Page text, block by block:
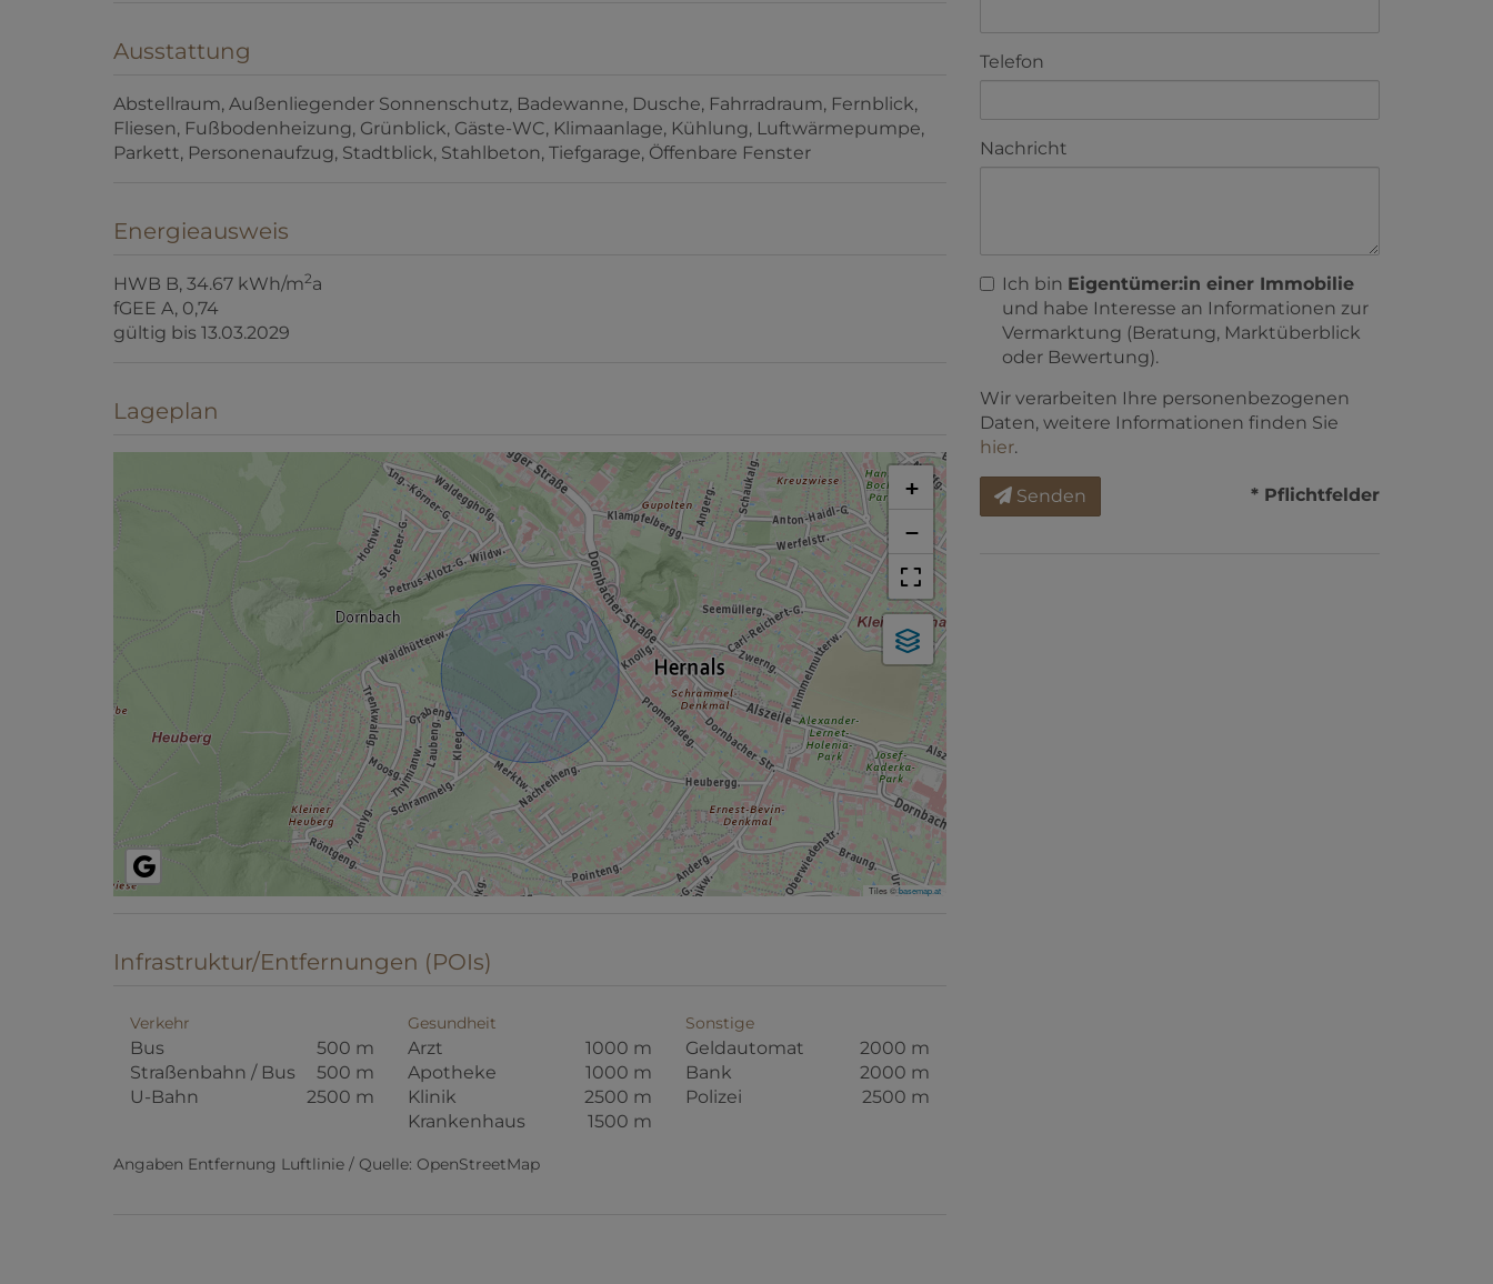
Abstellraum Außenliegender Sonnenschutz
Parkett Personenaufzug Stadtblick Stahlbeton Tiefgarage Öffenbare Fenster
HWB B, 34.67 kWh/m
gültig bis 13.03.2029
−
Tiles © basemap.at
Verkehr
Straßenbahn / Bus
U-Bahn
2500 m
Gesundheit
Apotheke
Klinik
2500 m
Krankenhaus
1500 m
Bank
Polizei
2500 m
Angaben Entfernung Luftlinie / Quelle: OpenStreetMap
Telefon
Nachricht
Ich bin Eigentümer:in einer Immobilie
und habe Interesse an Informationen zur
Vermarktung (Beratung, Marktüberblick
oder Bewertung).
Wir verarbeiten Ihre personenbezogenen
Daten, weitere Informationen finden Sie
hier.
Senden * Pflichtfelder